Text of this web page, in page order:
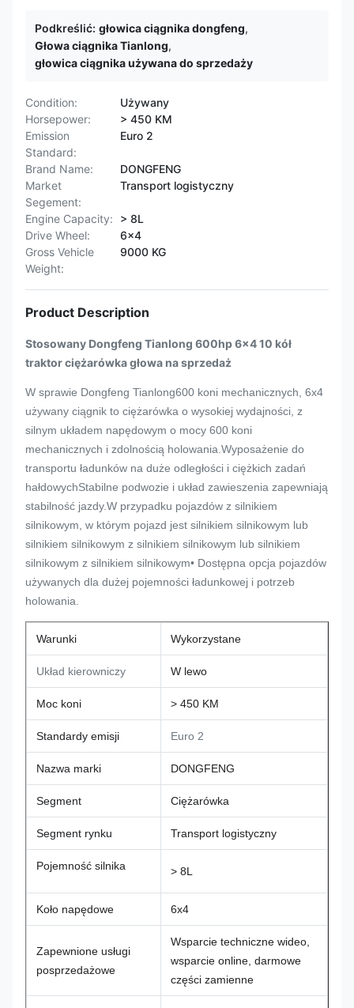
Podkreślić: głowica ciągnika dongfeng,
Głowa ciągnika Tianlong,
głowica ciągnika używana do sprzedaży
Condition:
Używany
Horsepower:
> 450 KM
Emission
Standard:
Euro 2
Brand Name:
DONGFENG
Market
Segement:
Transport logistyczny
Engine Capacity:
> 8L
Drive Wheel:
6x4
Gross Vehicle
Weight:
9000 KG
Product Description
Stosowany Dongfeng Tianlong 600hp 6x4 10 kół
traktor ciężarówka głowa na sprzedaż
W sprawie Dongfeng Tianlong600 koni mechanicznych, 6x4
używany ciągnik to ciężarówka o wysokiej wydajności, z
silnym układem napędowym o mocy 600 koni
mechanicznych i zdolnością holowania.Wyposażenie do
transportu ładunków na duże odległości i ciężkich zadań
hałdowychStabilne podwozie i układ zawieszenia zapewniają
stabilność jazdy.W przypadku pojazdów z silnikiem
silnikowym, w którym pojazd jest silnikiem silnikowym lub
silnikiem silnikowym z silnikiem silnikowym lub silnikiem
silnikowym z silnikiem silnikowym• Dostępna opcja pojazdów
używanych dla dużej pojemności ładunkowej i potrzeb
holowania.
Warunki Wykorzystane
Układ kierowniczy W lewo
Moc koni > 450 KM
Standardy emisji Euro 2
Nazwa marki DONGFENG
Segment Ciężarówka
Segment rynku Transport logistyczny
Pojemność silnika > 8L
Koło napędowe 6x4
Zapewnione usługi
posprzedażowe
Wsparcie techniczne wideo,
wsparcie online, darmowe
części zamienne